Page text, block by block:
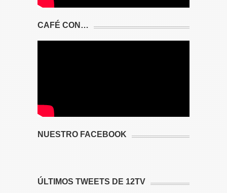
CAFÉ CON…
NUESTRO FACEBOOK
ÚLTIMOS TWEETS DE 12TV